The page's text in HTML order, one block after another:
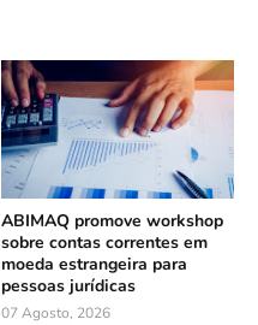
ABIMAQ promove workshop
sobre contas correntes em
moeda estrangeira para
pessoas jurídicas
07 Agosto, 2026